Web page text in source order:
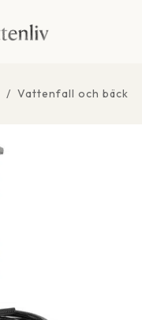
Vattenfall och bäck